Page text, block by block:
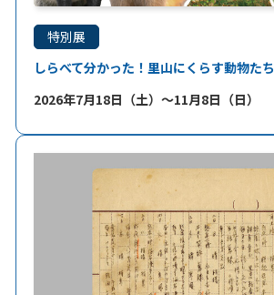
特別展
しらべて分かった！里山にくらす動物たち
2026年7月18日（土）～11月8日（日）